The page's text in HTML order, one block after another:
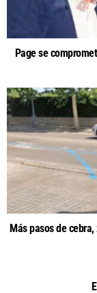
Page se
Más pasos de